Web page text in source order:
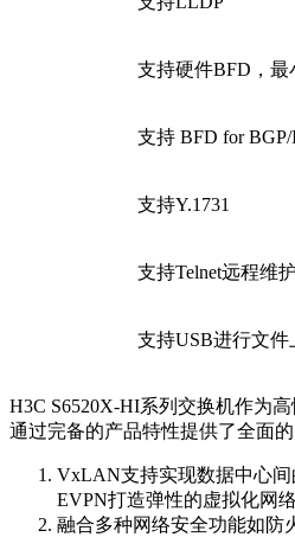
支持硬件BFD，最
支持 BFD for
支持Y.1731
支持Telnet远程维护
支持USB进行文
H3C S6520X-HI系列交换机作为
通过完备的产品特性提供了全面
VxLAN支持实现数据中心
EVPN打造弹性的虚拟化网络
融合多种网络安全功能如防